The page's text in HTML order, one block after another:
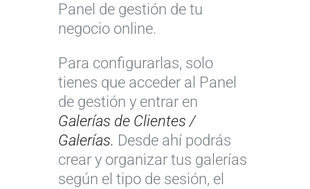
Panel de gestión de tu
negocio online.
Para configurarlas, solo
tienes que acceder al Panel
de gestión y entrar en
Galerías de Clientes /
Galerías. Desde ahí podrás
crear y organizar tus galerías
según el tipo de sesión, el